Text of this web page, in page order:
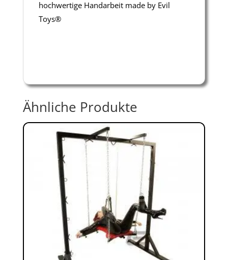
hochwertige Handarbeit made by Evil
Toys®
Ähnliche Produkte